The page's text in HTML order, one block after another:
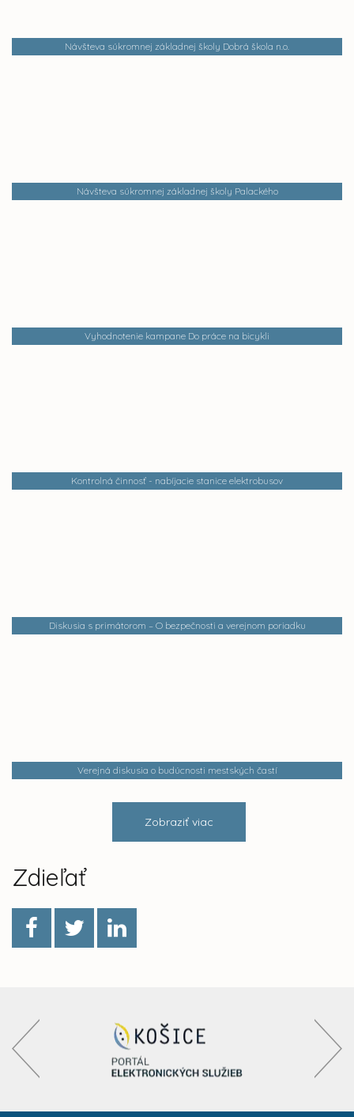
Návšteva súkromnej základnej školy Dobrá škola n.o.
Návšteva súkromnej základnej školy Palackého
Vyhodnotenie kampane Do práce na bicykli
Kontrolná činnosť - nabíjacie stanice elektrobusov
Diskusia s primátorom – O bezpečnosti a verejnom poriadku
Verejná diskusia o budúcnosti mestských častí
Zobraziť viac
Zdieľať